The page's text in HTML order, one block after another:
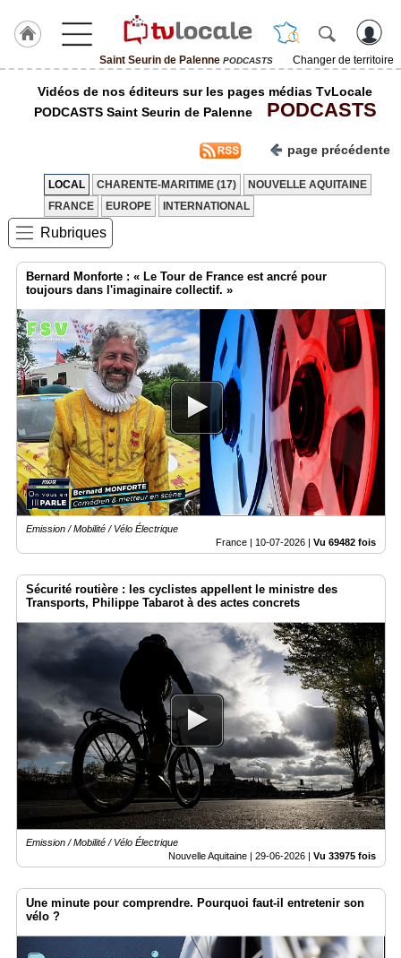
Saint Seurin de Palenne PODCASTS
Changer de territoire
J'adhère
Hulcoq
Palenne
TvLocale
Accueil
RUBRIQUES
Agenda
Gazette
Vidéos
Médias
du
groupe
Blogs
Prémium
Inscription
annuaire
Vidéos de nos éditeurs sur les pages médias TvLocale
PODCASTS Saint Seurin de Palenne
PODCASTS
page précédente
LOCAL CHARENTE-MARITIME (17)
NOUVELLE AQUITAINE
FRANCE
EUROPE INTERNATIONAL
Rubriques
Bernard Monforte : « Le Tour de France est ancré pour
toujours dans l'imaginaire collectif. »
Emission / Mobilité / Vélo Électrique
France | 10-07-2026 Vu 69482 fois
Sécurité routière : les cyclistes appellent le ministre des
Transports, Philippe Tabarot à des actes concrets
Emission / Mobilité / Vélo Électrique
Nouvelle Aquitaine | 29-06-2026 | Vu 33975 fois
Une minute pour comprendre. Pourquoi faut-il entretenir son
vélo ?